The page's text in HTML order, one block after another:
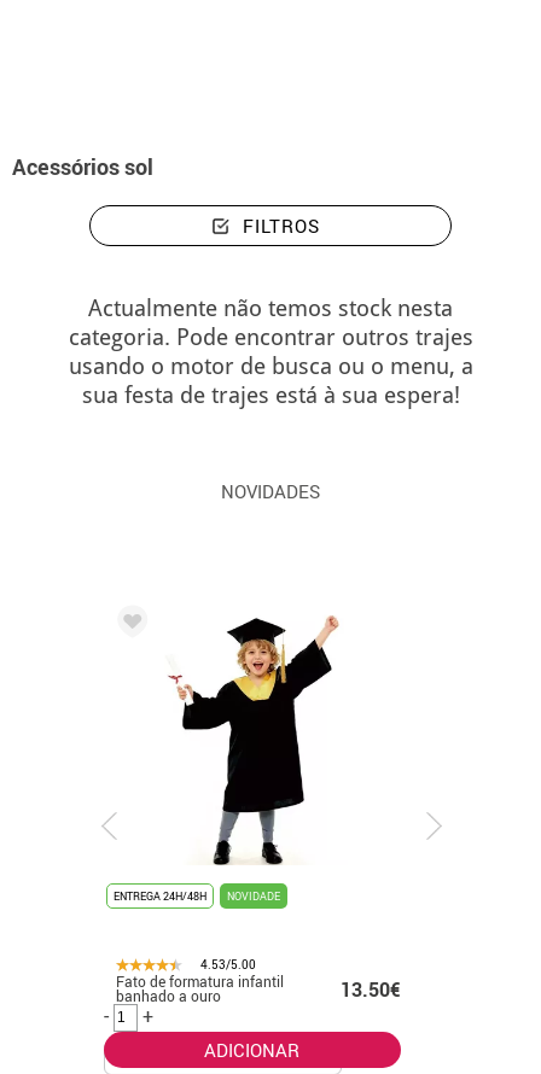
Acessórios sol
FILTROS
Actualmente não temos stock nesta
categoria. Pode encontrar outros trajes
usando o motor de busca ou o menu, a
sua festa de trajes está à sua espera!
NOVIDADES
ENTREGA 24H/48H NOVIDADE
4.53/5.00
Fato de formatura infantil
banhado a ouro
13.50€
-
+
ADICIONAR